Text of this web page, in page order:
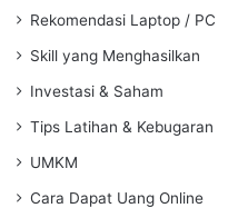
Rekomendasi Laptop / PC
Skill yang Menghasilkan
Investasi & Saham
Tips Latihan & Kebugaran
UMKM
Cara Dapat Uang Online